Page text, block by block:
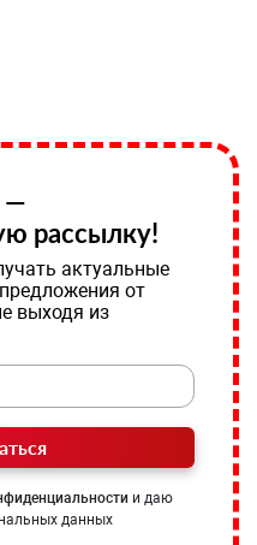
—
рассылку!
актуальные
от
выходя из
и даю
данных